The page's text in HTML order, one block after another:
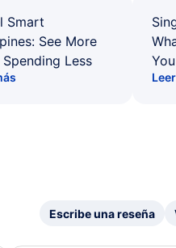
Smart
See More
Less
Escribe una reseña